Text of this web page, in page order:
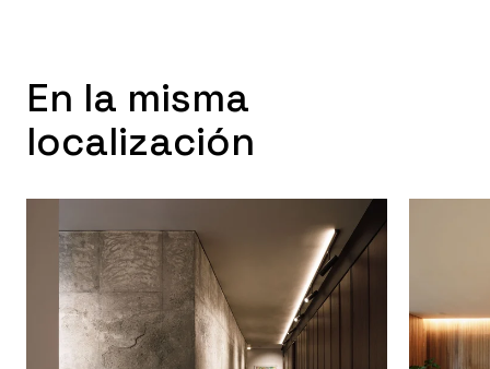
En la misma
localización